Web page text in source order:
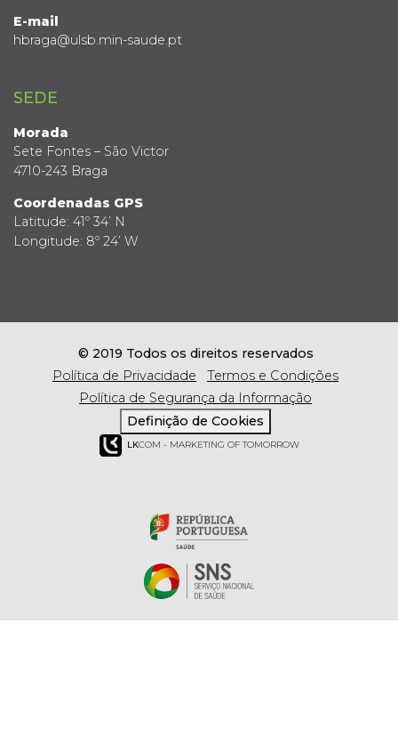
E-mail
hbraga@ulsb.min-saude.pt
SEDE
Morada
Sete Fontes – São Victor
4710-243 Braga
Coordenadas GPS
Latitude: 41º 34’ N
Longitude: 8º 24’ W
© 2019 Todos os direitos reservados
Política de Privacidade
Termos e Condições
Política de Segurança da Informação
Definição de Cookies
LKCOM - MARKETING OF TOMORROW